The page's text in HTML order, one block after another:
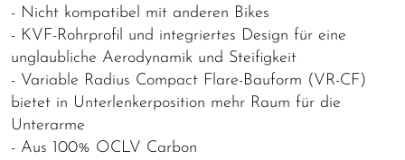
- Nicht kompatibel mit anderen Bikes
- KVF-Rohrprofil und integriertes Design für eine
unglaubliche Aerodynamik und Steifigkeit
- Variable Radius Compact Flare-Bauform (VR-CF)
bietet in Unterlenkerposition mehr Raum für die
Unterarme
- Aus 100% OCLV Carbon